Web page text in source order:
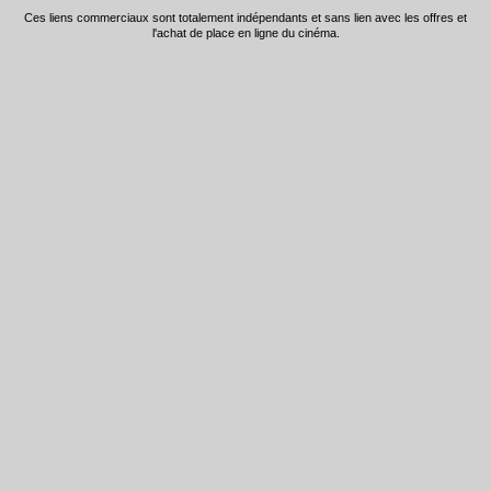
Ces liens commerciaux sont totalement indépendants et sans lien avec les offres et
l'achat de place en ligne du cinéma.